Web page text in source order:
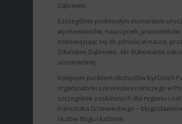
Dąbrowie.
Szczególnie podniosłym momentem
wychowawców, nauczycieli, pracowników
zobowiązując się do pilności w nauce,
Zduńskiej Dąbrowie. Akt ślubowania
uczniowskiej.
Kolejnym punktem obchodów był Dzień
organizatorki szkolnictwa rolniczego w
szczególnie zasłużonych dla regionu i
Franciszka Drzewieckiego –
służbie Bogu i ludziom.